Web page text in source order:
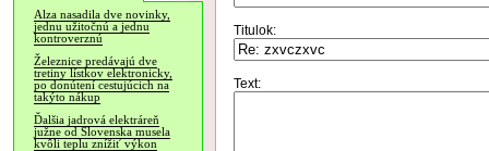
Alza nasadila dve novinky,
jednu užitočnú a jednu
kontroverznú
Železnice predávajú dve
tretiny lístkov elektronicky,
po donútení cestujúcich na
takýto nákup
Ďalšia jadrová elektráreň
južne od Slovenska musela
kvôli teplu znížiť výkon
Titulok:
Text: